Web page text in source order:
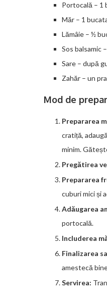
Portocală – 1
Măr – 1
Lămâie – ½
Sos balsamic
Sare – după
Zahăr – un
Mod de
Prepararea
cratiță,
minim.
Pregătirea
Prepararea
cuburi mici și
Adăugarea
portocală.
Includerea
Finalizarea
amestecă
Servirea: